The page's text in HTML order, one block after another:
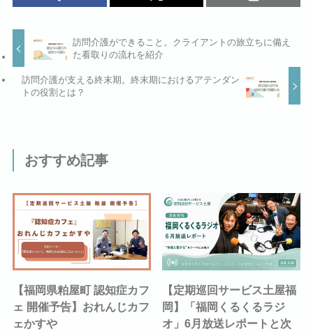
訪問介護ができること。クライアントの旅立ちに備え
た看取りの流れを紹介
訪問介護が支える終末期。終末期におけるアテンダン
トの役割とは？
おすすめ記事
【福岡県粕屋町 認知症カフ
ェ 開催予告】おれんじカフ
ェかすや
【定期巡回サービス土屋福
岡】「福岡くるくるラジ
オ」6月放送レポートと次